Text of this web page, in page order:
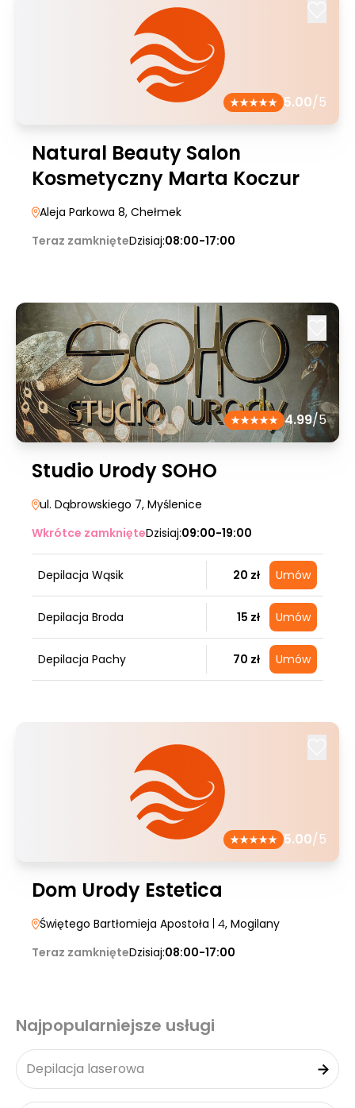
5.00/5
Natural Beauty Salon
Kosmetyczny Marta Koczur
Aleja Parkowa 8, Chełmek
Teraz zamknięteDzisiaj:08:00-17:00
4.99/5
Studio Urody SOHO
ul. Dąbrowskiego 7, Myślenice
Wkrótce zamknięteDzisiaj:09:00-19:00
Depilacja Wąsik 20 zł Umów
Depilacja Broda 15 zł Umów
Depilacja Pachy 70 zł Umów
5.00/5
Dom Urody Estetica
Świętego Bartłomieja Apostoła | 4, Mogilany
Teraz zamknięteDzisiaj:08:00-17:00
Najpopularniejsze usługi
Depilacja laserowa